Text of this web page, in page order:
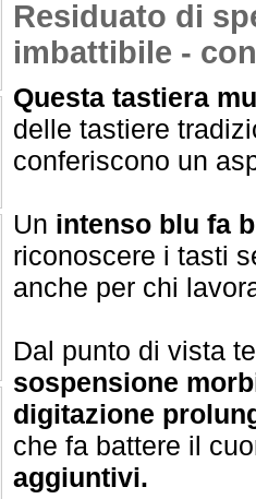
Residuato di
imbattibile -
Questa tastiera
delle tastiere
conferiscono un
Un intenso blu fa
riconoscere i tasti
anche per chi
Dal punto di vista
sospensione
digitazione
che fa battere il
aggiuntivi.